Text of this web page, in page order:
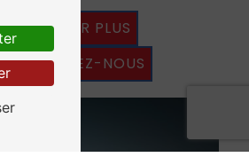
EN SAVOIR PLUS
NOUS